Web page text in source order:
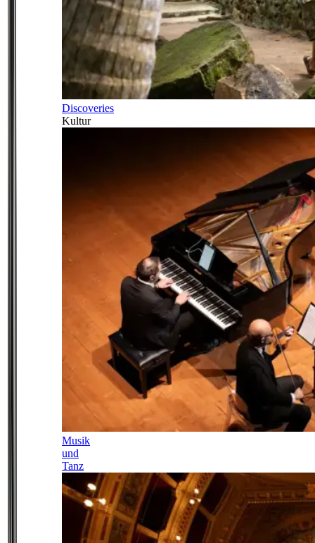
Discoveries
Kultur
Musik
und
Tanz